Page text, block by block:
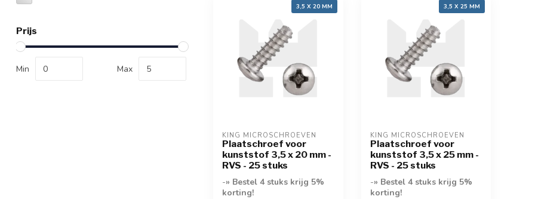
Prijs
Min Max
3,5 X 20 MM
KING MICROSCHROEVEN
Plaatschroef voor
kunststof 3,5 x 20 mm -
RVS - 25 stuks
-» Bestel 4 stuks krijg 5%
korting!
3,5 X 25 MM
KING MICROSCHROEVEN
Plaatschroef voor
kunststof 3,5 x 25 mm -
RVS - 25 stuks
-» Bestel 4 stuks krijg 5%
korting!